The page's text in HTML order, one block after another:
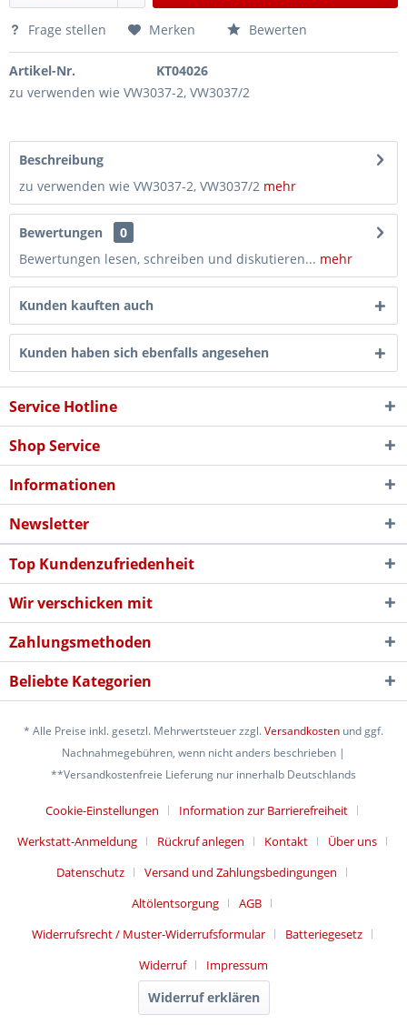
Frage stellen Merken Bewerten
Artikel-Nr.
KT04026
zu verwenden wie VW3037-2, VW3037/2
Beschreibung
zu verwenden wie VW3037-2, VW3037/2 mehr
Bewertungen
0
Bewertungen lesen, schreiben und diskutieren... mehr
Kunden kauften auch
Kunden haben sich ebenfalls angesehen
Service Hotline
Shop Service
Informationen
Newsletter
Top Kundenzufriedenheit
Wir verschicken mit
Zahlungsmethoden
Beliebte Kategorien
* Alle Preise inkl. gesetzl. Mehrwertsteuer zzgl.Versandkosten und ggf.
Nachnahmegebühren, wenn nicht anders beschrieben |
**Versandkostenfreie Lieferung nur innerhalb Deutschlands
Cookie-Einstellungen
Information zur Barrierefreiheit
Werkstatt-Anmeldung
Rückruf anlegen Kontakt
Über uns
Datenschutz
Versand und Zahlungsbedingungen
Altölentsorgung
AGB
Widerrufsrecht / Muster-Widerrufsformular
Batteriegesetz
Widerruf
Impressum
Widerruf erklären